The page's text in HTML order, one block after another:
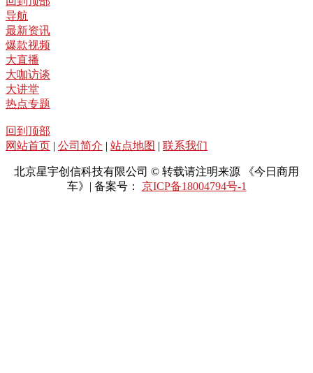
导航
最新资讯
爆款视频
大直播
大咖访谈
大讲堂
热点专题
回到顶部
网站首页 | 公司简介 | 站点地图 | 联系我们
北京星宇创信科技有限公司 © 转载请注明来源 《今日商用
车》| 备案号： 京ICP备18004794号-1